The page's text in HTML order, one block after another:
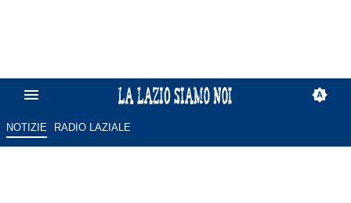
NOTIZIE RADIO LAZIALE